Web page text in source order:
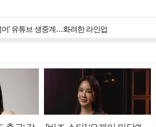
머' 유튜브 생중계…화려한 라인업